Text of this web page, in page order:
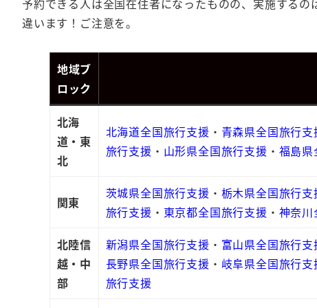
予約できる人は全国在住者になったものの、実施する
違います！ご注意を。
地域ブ
ロック
北海
道・東
北
北海道全国旅行支援 ・ 青森県全国旅行支
旅行支援 ・ 山形県全国旅行支援 ・ 福島
関東
茨城県全国旅行支援 ・ 栃木県全国旅行支
旅行支援 ・ 東京都全国旅行支援 ・ 神奈
北陸信
越・中
部
新潟県全国旅行支援 ・ 富山県全国旅行支
長野県全国旅行支援 ・ 岐阜県全国旅行支
旅行支援